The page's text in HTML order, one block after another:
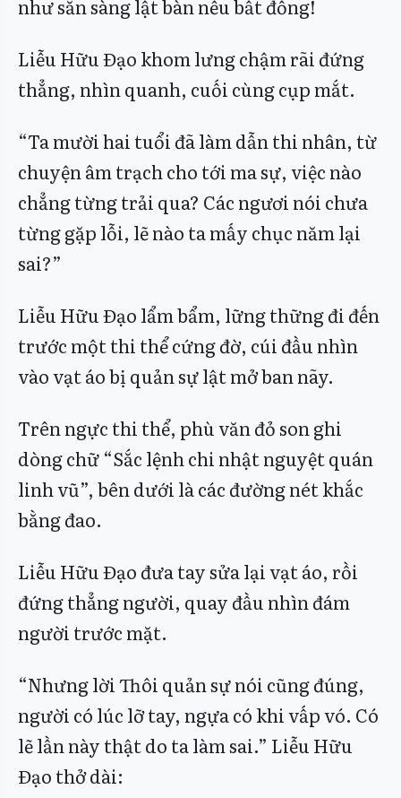
như sẵn sàng lật bàn nếu bất đồng!
Liễu Hữu Đạo khom lưng chậm rãi đứng
thẳng, nhìn quanh, cuối cùng cụp mắt.
“Ta mười hai tuổi đã làm dẫn thi nhân, từ
chuyện âm trạch cho tới ma sự, việc nào
chẳng từng trải qua? Các ngươi nói chưa
từng gặp lỗi, lẽ nào ta mấy chục năm lại
sai?”
Liễu Hữu Đạo lẩm bẩm, lững thững đi đến
trước một thi thể cứng đờ, cúi đầu nhìn
vào vạt áo bị quản sự lật mở ban nãy.
Trên ngực thi thể, phù văn đỏ son ghi
dòng chữ “Sắc lệnh chi nhật nguyệt quán
linh vũ”, bên dưới là các đường nét khắc
bằng đao.
Liễu Hữu Đạo đưa tay sửa lại vạt áo, rồi
đứng thẳng người, quay đầu nhìn đám
người trước mặt.
“Nhưng lời Thôi quản sự nói cũng đúng,
người có lúc lỡ tay, ngựa có khi vấp vó. Có
lẽ lần này thật do ta làm sai.” Liễu Hữu
Đạo thở dài: